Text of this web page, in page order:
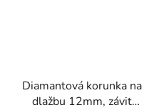
Diamantová korunka na
dlažbu 12mm, závit